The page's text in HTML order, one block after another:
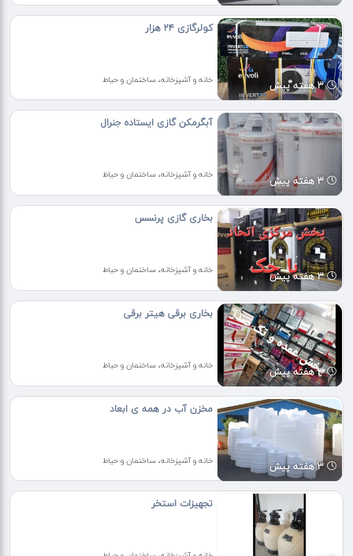
3 هفته پیش
کولرگازی ۲۴ هزار
خانه و آشپزخانه، ساختمان و حیاط
3 هفته پیش
آبگرمکن گازی ایستاده جنرال
خانه و آشپزخانه، ساختمان و حیاط
3 هفته پیش
بخاری گازی پرنسس
خانه و آشپزخانه، ساختمان و حیاط
3 هفته پیش
بخاری برقی هیتر برقی
خانه و آشپزخانه، ساختمان و حیاط
3 هفته پیش
مخزن آب در همه ی ابعاد
خانه و آشپزخانه، ساختمان و حیاط
تجهیزات استخر